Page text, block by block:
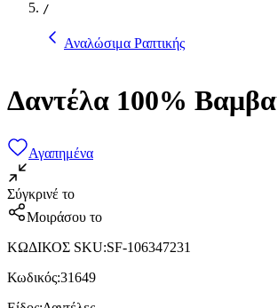
/
Αναλώσιμα Ραπτικής
Δαντέλα 100%
Αγαπημένα
Σύγκρινέ το
Μοιράσου το
ΚΩΔΙΚΟΣ SKU:SF-106347231
Κωδικός:31649